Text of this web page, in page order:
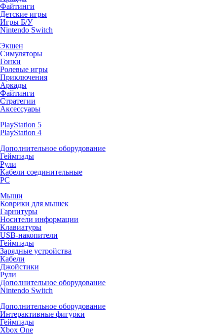
Файтинги
Детские игры
Игры Б/У
Nintendo Switch
Экшен
Симуляторы
Гонки
Ролевые игры
Приключения
Аркады
Файтинги
Стратегии
Аксессуары
PlayStation 5
PlayStation 4
Дополнительное оборудование
Геймпады
Рули
Кабели соединительные
PC
Мыши
Коврики для мышек
Гарнитуры
Носители информации
Клавиатуры
USB-накопители
Геймпады
Зарядные устройства
Кабели
Джойстики
Рули
Дополнительное оборудование
Nintendo Switch
Дополнительное оборудование
Интерактивные фигурки
Геймпады
Xbox One